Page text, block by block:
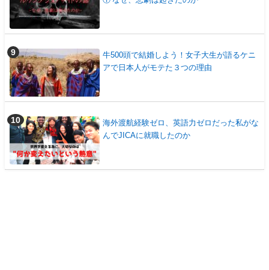
牛500頭で結婚しよう！女子大生が語るケニ
アで日本人がモテた３つの理由
海外渡航経験ゼロ、英語力ゼロだった私がな
んでJICAに就職したのか